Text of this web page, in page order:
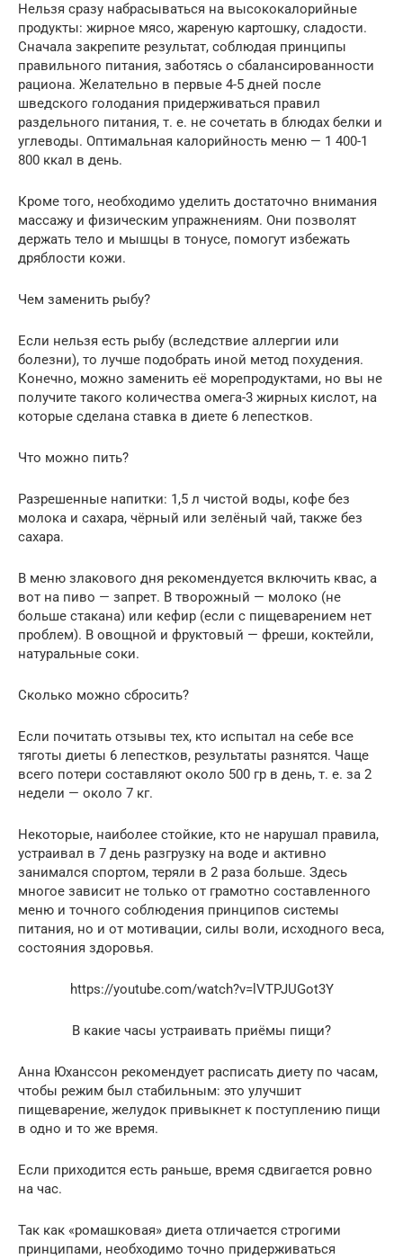
Нельзя сразу набрасываться на высококалорийные
продукты: жирное мясо, жареную картошку, сладости.
Сначала закрепите результат, соблюдая принципы
правильного питания, заботясь о сбалансированности
рациона. Желательно в первые 4-5 дней после
шведского голодания придерживаться правил
раздельного питания, т. е. не сочетать в блюдах белки и
углеводы. Оптимальная калорийность меню — 1 400-1
800 ккал в день.
Кроме того, необходимо уделить достаточно внимания
массажу и физическим упражнениям. Они позволят
держать тело и мышцы в тонусе, помогут избежать
дряблости кожи.
Чем заменить рыбу?
Если нельзя есть рыбу (вследствие аллергии или
болезни), то лучше подобрать иной метод похудения.
Конечно, можно заменить её морепродуктами, но вы не
получите такого количества омега-3 жирных кислот, на
которые сделана ставка в диете 6 лепестков.
Что можно пить?
Разрешенные напитки: 1,5 л чистой воды, кофе без
молока и сахара, чёрный или зелёный чай, также без
сахара.
В меню злакового дня рекомендуется включить квас, а
вот на пиво — запрет. В творожный — молоко (не
больше стакана) или кефир (если с пищеварением нет
проблем). В овощной и фруктовый — фреши, коктейли,
натуральные соки.
Сколько можно сбросить?
Если почитать отзывы тех, кто испытал на себе все
тяготы диеты 6 лепестков, результаты разнятся. Чаще
всего потери составляют около 500 гр в день, т. е. за 2
недели — около 7 кг.
Некоторые, наиболее стойкие, кто не нарушал правила,
устраивал в 7 день разгрузку на воде и активно
занимался спортом, теряли в 2 раза больше. Здесь
многое зависит не только от грамотно составленного
меню и точного соблюдения принципов системы
питания, но и от мотивации, силы воли, исходного веса,
состояния здоровья.
https://youtube.com/watch?v=lVTPJUGot3Y
В какие часы устраивать приёмы пищи?
Анна Юханссон рекомендует расписать диету по часам,
чтобы режим был стабильным: это улучшит
пищеварение, желудок привыкнет к поступлению пищи
в одно и то же время.
Если приходится есть раньше, время сдвигается ровно
на час.
Так как «ромашковая» диета отличается строгими
принципами, необходимо точно придерживаться